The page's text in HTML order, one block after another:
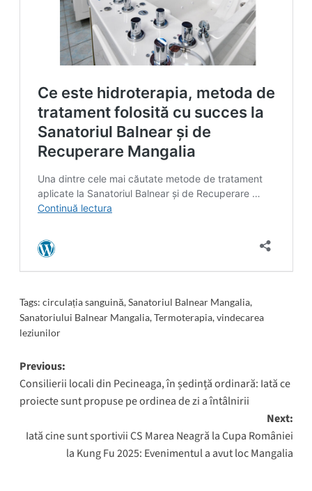
Tags: circulația sanguină,Sanatoriul Balnear Mangalia,
Sanatoriului Balnear Mangalia,Termoterapia,vindecarea
leziunilor
Post
navigation
Previous:
Consilierii locali din Pecineaga, în ședință ordinară: Iată ce
proiecte sunt propuse pe ordinea de zi a întâlnirii
Next:
Iată cine sunt sportivii CS Marea Neagră la Cupa României
la Kung Fu 2025: Evenimentul a avut loc Mangalia